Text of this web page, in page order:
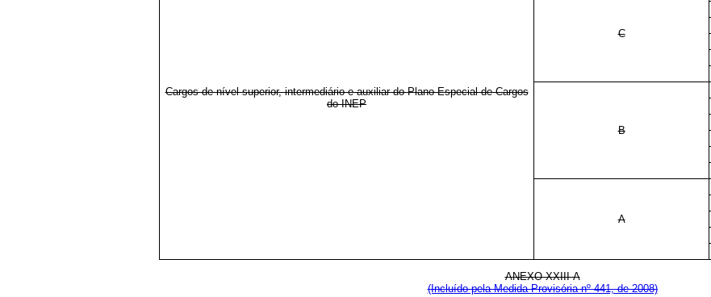
Cargos de nível superior, intermediário e auxiliar do Plano Especial de Cargos
do INEP
C
B
A
ANEXO XXIII-A
(Incluído pela Medida Provisória nº 441, de 2008)